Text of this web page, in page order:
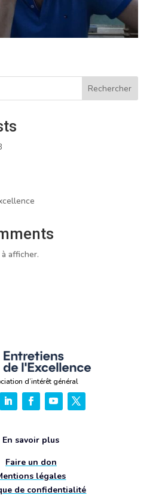
Rechercher
afficher.
d’intérêt général
En savoir plus
Faire un don
légales
de confidentialité